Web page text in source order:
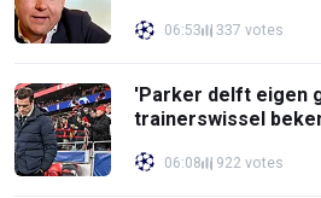
06:53 337 votes
'Parker delft eigen
trainerswissel
06:08 922 votes